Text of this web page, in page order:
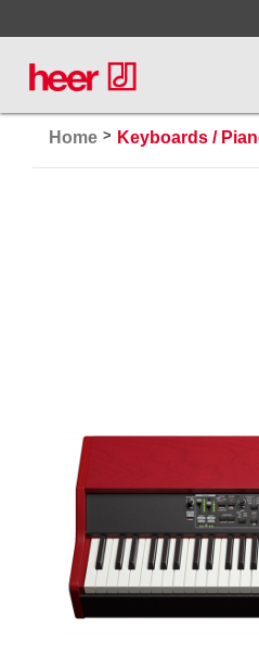
Proel Pro Audio
Samson Pro Audio
Ständer
Home > Keyboards /